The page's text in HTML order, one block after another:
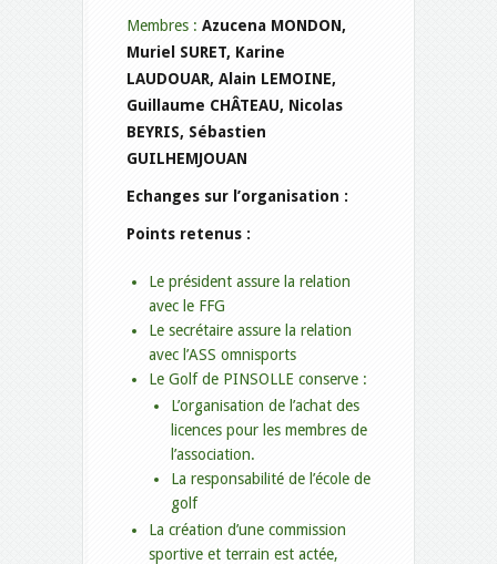
Membres : Azucena MONDON,
Muriel SURET, Karine
LAUDOUAR, Alain LEMOINE,
Guillaume CHÂTEAU, Nicolas
BEYRIS, Sébastien
GUILHEMJOUAN
Echanges sur l’organisation :
Points retenus :
Le président assure la relation
avec le FFG
Le secrétaire assure la relation
avec l’ASS omnisports
Le Golf de PINSOLLE conserve :
L’organisation de l’achat des
licences pour les membres de
l’association.
La responsabilité de l’école de
golf
La création d’une commission
sportive et terrain est actée,